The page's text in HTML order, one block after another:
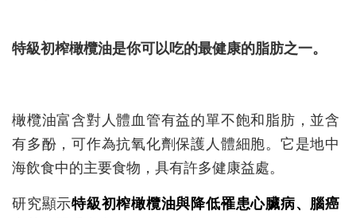
特級初榨橄欖油是你可以吃的最健康的脂肪之一。
橄欖油富含對人體血管有益的單不飽和脂肪，並含
有多酚，可作為抗氧化劑保護人體細胞。它是地中
海飲食中的主要食物，具有許多健康益處。
研究顯示特級初榨橄欖油與降低罹患心臟病、腦癌